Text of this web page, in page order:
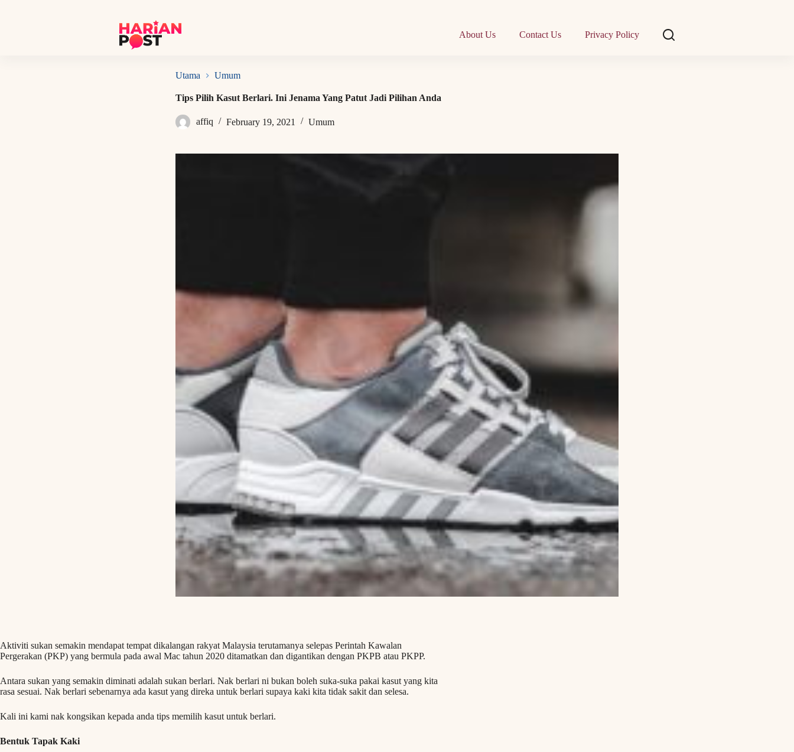
About Us Contact Us Privacy Policy
Utama Umum
Tips Pilih Kasut Berlari. Ini Jenama Yang Patut Jadi Pilihan Anda
affiq February 19, 2021 Umum
Aktiviti sukan semakin mendapat tempat dikalangan rakyat Malaysia terutamanya selepas Perintah Kawalan
Pergerakan (PKP) yang bermula pada awal Mac tahun 2020 ditamatkan dan digantikan dengan PKPB atau PKPP.
Antara sukan yang semakin diminati adalah sukan berlari. Nak berlari ni bukan boleh suka-suka pakai kasut yang kita
rasa sesuai. Nak berlari sebenarnya ada kasut yang direka untuk berlari supaya kaki kita tidak sakit dan selesa.
Kali ini kami nak kongsikan kepada anda tips memilih kasut untuk berlari.
Bentuk Tapak Kaki